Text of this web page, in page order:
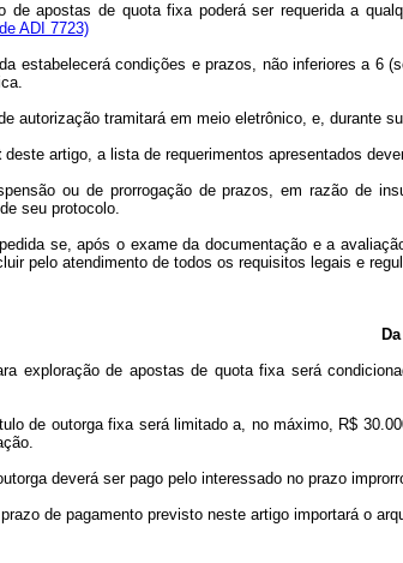
de apostas de quota fixa poderá ser requerida a
ADI 7723)
estabelecerá condições e prazos, não inferiores a
autorização tramitará em meio eletrônico, e, durante
deste artigo, a lista de requerimentos apresentados
ou de prorrogação de prazos, em razão de
seu protocolo.
se, após o exame da documentação e a
pelo atendimento de todos os requisitos legais e
exploração de apostas de quota fixa será
de outorga fixa será limitado a, no máximo, R$
deverá ser pago pelo interessado no prazo
de pagamento previsto neste artigo importará o